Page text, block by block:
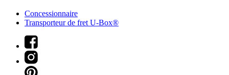
Concessionnaire
Transporteur de fret U-Box®